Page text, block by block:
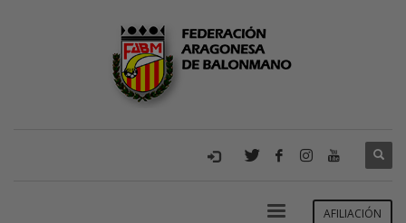
AFILIACIÓN